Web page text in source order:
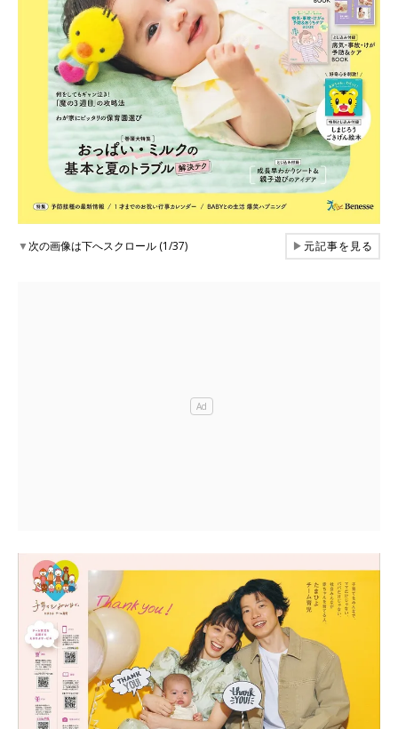
▼次の画像は下へスクロール (1/37) ▶元記事を見る